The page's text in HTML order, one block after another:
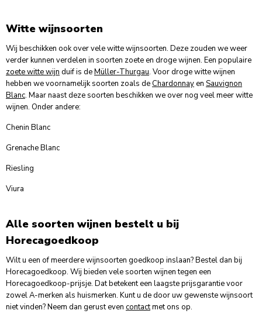
Witte wijnsoorten
Wij beschikken ook over vele witte wijnsoorten. Deze zouden we weer
verder kunnen verdelen in soorten zoete en droge wijnen. Een populaire
zoete witte wijn duif is deMüller-Thurgau. Voor droge witte wijnen
hebben we voornamelijk soorten zoals de Chardonnayen Sauvignon
Blanc. Maar naast deze soorten beschikken we over nog veel meer witte
wijnen. Onder andere:
Chenin Blanc
Grenache Blanc
Riesling
Viura
Alle soorten wijnen bestelt u bij
Horecagoedkoop
Wilt u een of meerdere wijnsoorten goedkoop inslaan? Bestel dan bij
Horecagoedkoop. Wij bieden vele soorten wijnen tegen een
Horecagoedkoop-prijsje. Dat betekent een laagste prijsgarantie voor
zowel A-merken als huismerken. Kunt u de door uw gewenste wijnsoort
niet vinden? Neem dan gerust even contactmet ons op.